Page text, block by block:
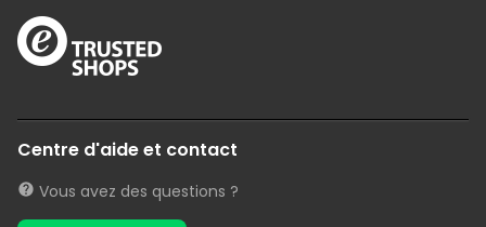
Centre d'aide et contact
Vous avez des questions ?